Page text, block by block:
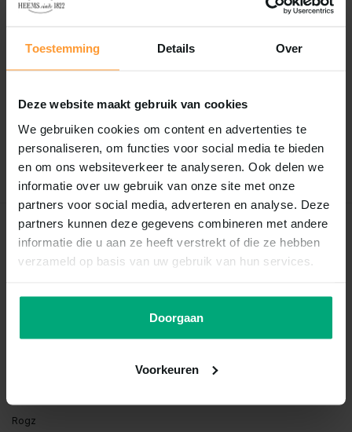
Toestemming Details Over
Deze website maakt gebruik van cookies
We gebruiken cookies om content en advertenties te
personaliseren, om functies voor social media te bieden
en om ons websiteverkeer te analyseren. Ook delen we
informatie over uw gebruik van onze site met onze
partners voor social media, adverteren en analyse. Deze
partners kunnen deze gegevens combineren met andere
informatie die u aan ze heeft verstrekt of die ze hebben
verzameld op basis van uw gebruik van hun services.
Doorgaan
Voorkeuren
Reviews
Schrijf je eigen review
Recent bekeken
Rogz